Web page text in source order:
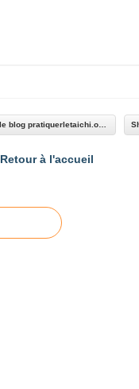
Retour à l'accueil